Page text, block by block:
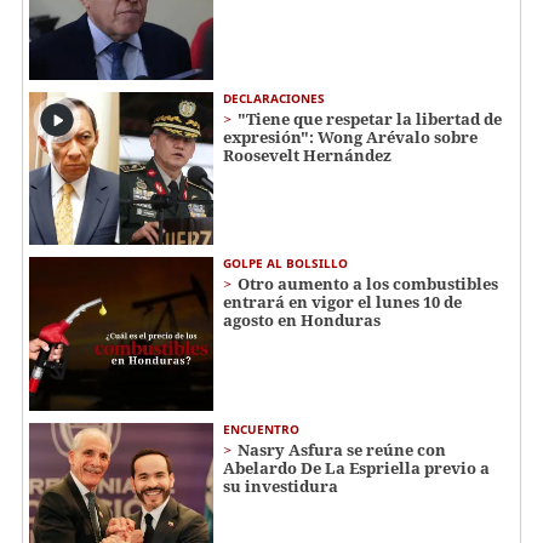
DECLARACIONES
"Tiene que respetar la libertad de
expresión": Wong Arévalo sobre
Roosevelt Hernández
GOLPE AL BOLSILLO
Otro aumento a los combustibles
entrará en vigor el lunes 10 de
agosto en Honduras
ENCUENTRO
Nasry Asfura se reúne con
Abelardo De La Espriella previo a
su investidura